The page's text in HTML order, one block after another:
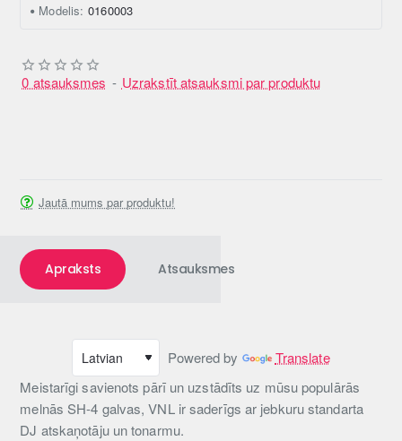
Modelis: 0160003
0 atsauksmes - Uzrakstīt atsauksmi par produktu
Jautā mums par produktu!
Apraksts Atsauksmes
Powered by
Translate
Meistarīgi savienots pārī un uzstādīts uz mūsu populārās
melnās SH-4 galvas, VNL ir saderīgs ar jebkuru standarta
DJ atskaņotāju un tonarmu.